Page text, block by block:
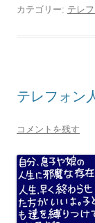
カテゴリー: テレ
テレフォン
コメントを残す